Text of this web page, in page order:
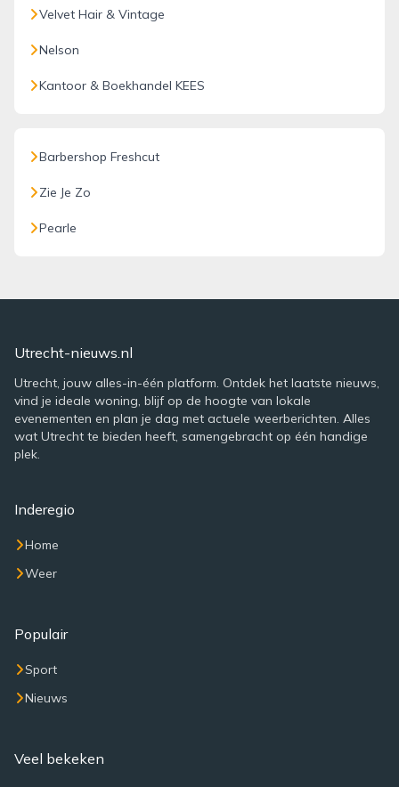
Velvet Hair & Vintage
Nelson
Kantoor & Boekhandel KEES
Barbershop Freshcut
Zie Je Zo
Pearle
Utrecht-nieuws.nl
Utrecht, jouw alles-in-één platform. Ontdek het laatste nieuws,
vind je ideale woning, blijf op de hoogte van lokale
evenementen en plan je dag met actuele weerberichten. Alles
wat Utrecht te bieden heeft, samengebracht op één handige
plek.
Inderegio
Home
Weer
Populair
Sport
Nieuws
Veel bekeken